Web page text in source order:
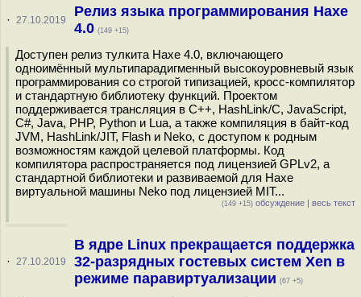
· 27.10.2019
Релиз языка программирования Haxe
4.0 (149 +15)
Доступен релиз тулкита Haxe 4.0, включающего
одноимённый мультипарадигменный высокоуровневый язык
программирования со строгой типизацией, кросс-компилятор
и стандартную библиотеку функций. Проектом
поддерживается трансляция в С++, HashLink/C, JavaScript,
C#, Java, PHP, Python и Lua, а также компиляция в байт-код
JVM, HashLink/JIT, Flash и Neko, с доступом к родным
возможностям каждой целевой платформы. Код
компилятора распространяется под лицензией GPLv2, а
стандартной библиотеки и развиваемой для Haxe
виртуальной машины Neko под лицензией MIT...
(149 +15) обсуждение | весь текст
· 27.10.2019
В ядре Linux прекращается поддержка
32-разрядных гостевых систем Xen в
режиме паравиртуализации (67 +5)